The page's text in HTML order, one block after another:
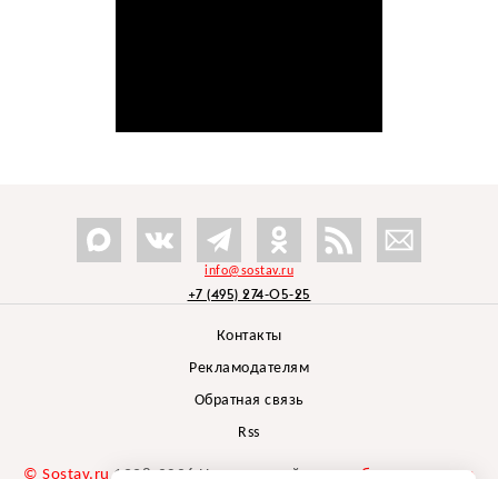
info@sostav.ru
+7 (495) 274-05-25
Контакты
Рекламодателям
Обратная связь
Rss
© Sostav.ru 1998-2026 Независимый проектбрендингового